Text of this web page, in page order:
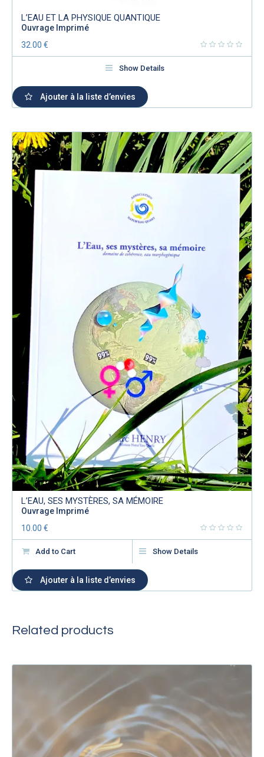
L’EAU ET LA PHYSIQUE QUANTIQUE
Ouvrage Imprimé
32.00€
Show Details
Ajouter à la liste d’envies
L’EAU, SES MYSTÈRES, SA MÉMOIRE
Ouvrage Imprimé
10.00€
Add to Cart Show Details
Ajouter à la liste d’envies
Related products